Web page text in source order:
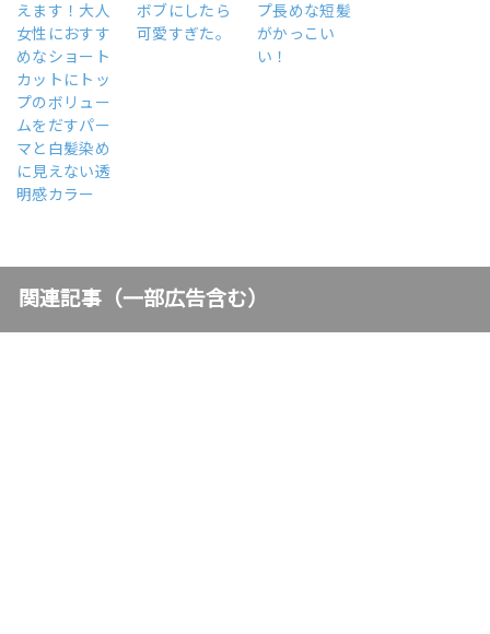
えます！大人
女性におすす
めなショート
カットにトッ
プのボリュー
ムをだすパー
マと白髪染め
に見えない透
明感カラー
ボブにしたら
可愛すぎた。
プ長めな短髪
がかっこい
い！
関連記事（一部広告含む）